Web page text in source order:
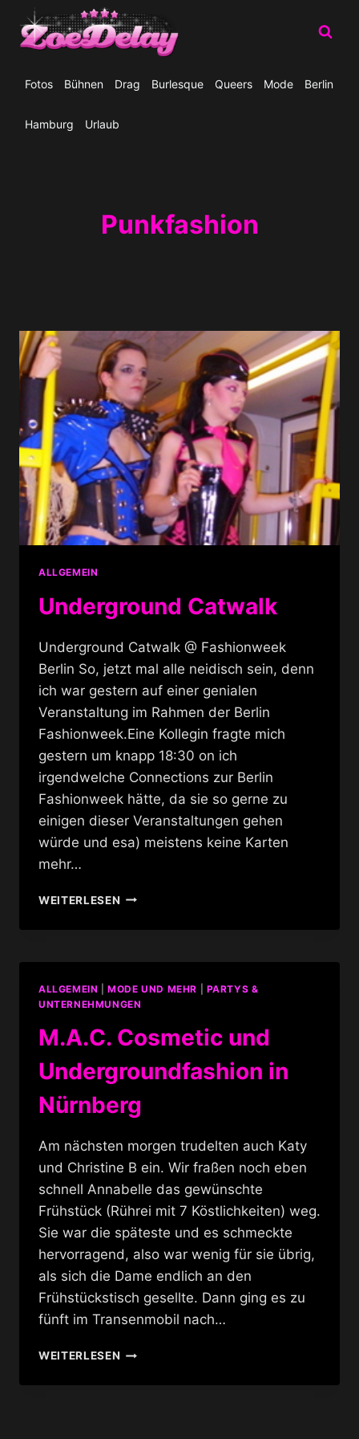
Inhalt
springen
Fotos Bühnen Drag Burlesque Queers Mode Berlin
Hamburg Urlaub
Punkfashion
ALLGEMEIN
Underground Catwalk
Underground Catwalk @ Fashionweek
Berlin So, jetzt mal alle neidisch sein, denn
ich war gestern auf einer genialen
Veranstaltung im Rahmen der Berlin
Fashionweek.Eine Kollegin fragte mich
gestern um knapp 18:30 on ich
irgendwelche Connections zur Berlin
Fashionweek hätte, da sie so gerne zu
einigen dieser Veranstaltungen gehen
würde und esa) meistens keine Karten
mehr…
WEITERLESENUNDERGROUND
ALLGEMEIN |MODE UND MEHR
PARTYS &
UNTERNEHMUNGEN
M.A.C. Cosmetic und
Undergroundfashion in
Nürnberg
Am nächsten morgen trudelten auch Katy
und Christine B ein. Wir fraßen noch eben
schnell Annabelle das gewünschte
Frühstück (Rührei mit 7 Köstlichkeiten) weg.
Sie war die späteste und es schmeckte
hervorragend, also war wenig für sie übrig,
als sich die Dame endlich an den
Frühstückstisch gesellte. Dann ging es zu
fünft im Transenmobil nach…
WEITERLESENM.A.C.
UND